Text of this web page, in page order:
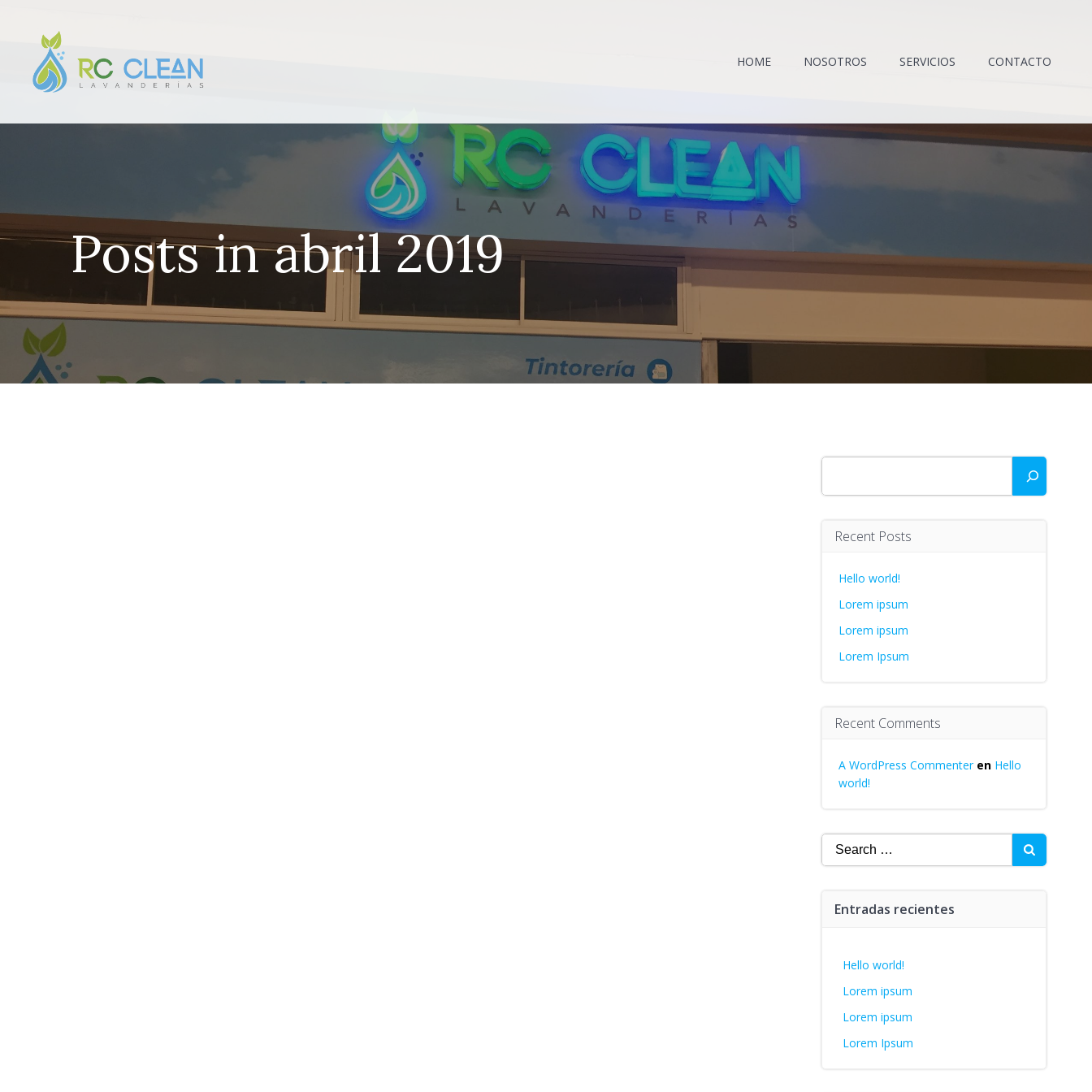
contenido
HOME NOSOTROS SERVICIOS CONTACTO
Posts in abril 2019
Buscar
Recent Posts
Hello world!
Lorem ipsum
Lorem ipsum
Lorem Ipsum
Recent Comments
A WordPress Commenteren Hello
world!
Search
for:
Entradas recientes
Hello world!
Lorem ipsum
Lorem ipsum
Lorem Ipsum